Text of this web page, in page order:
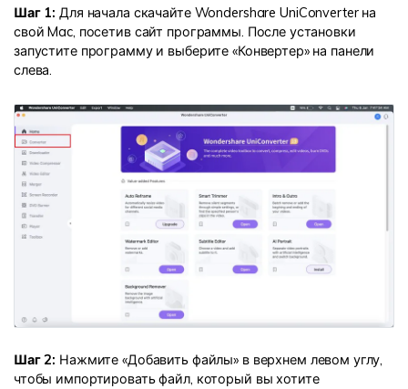
Шаг 1: Для начала скачайте Wondershare UniConverter на
свой Mac, посетив сайт программы. После установки
запустите программу и выберите «Конвертер» на панели
слева.
Шаг 2: Нажмите «Добавить файлы» в верхнем левом углу,
чтобы импортировать файл, который вы хотите